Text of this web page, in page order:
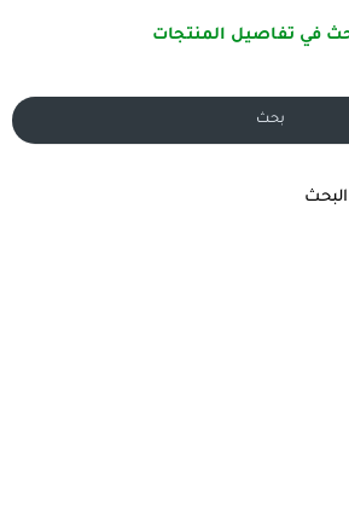
في تفاصيل المنتجات
بحث
البحث